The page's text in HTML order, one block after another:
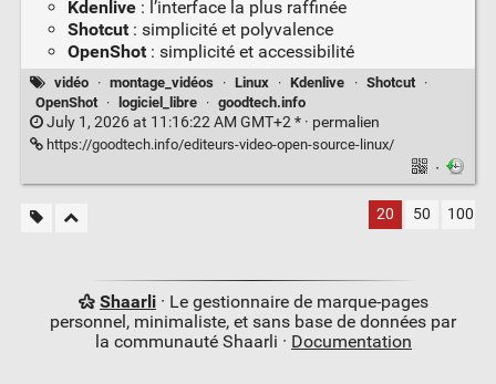
Kdenlive: l’interface la plus raffinée
Shotcut: simplicité et polyvalence
OpenShot: simplicité et accessibilité
vidéo · montage_vidéos · Linux · Kdenlive · Shotcut
·
OpenShot
· logiciel_libre · goodtech.info
July 1, 2026 at 11:16:22 AM GMT+2 * · permalien
https://goodtech.info/editeurs-video-open-source-linux/
·
20 50 100
Shaarli· Le gestionnaire de marque-pages
personnel, minimaliste, et sans base de données par
la communauté Shaarli · Documentation